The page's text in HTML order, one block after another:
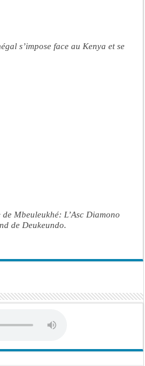
s’impose face au Kenya et se
Mbeuleukhé: L’Asc Diamono
de Deukeundo.